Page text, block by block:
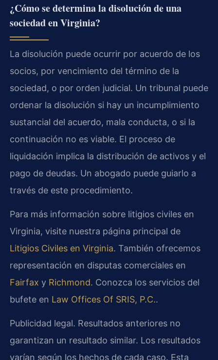
¿Cómo se determina la disolución de una
sociedad en Virginia?
La disolución puede ocurrir por acuerdo de los
socios, por vencimiento del término de la
sociedad, o por orden judicial. Un tribunal puede
ordenar la disolución si hay un incumplimiento
sustancial del acuerdo, mala conducta, o si la
continuación no es viable. El proceso de
liquidación implica la distribución de activos y el
pago de deudas. Un abogado puede guiarlo a
través de este procedimiento.
Para más información sobre litigios civiles en
Virginia, visite nuestra página principal de
Litigios Civiles en Virginia. También ofrecemos
representación en disputas comerciales en
Fairfax y Richmond. Conozca los servicios del
bufete en Law Offices Of SRIS, P.C..
Publicidad legal. Resultados anteriores no
garantizan un resultado similar. Los resultados
varían según los hechos de cada caso. Esta